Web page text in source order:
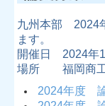
九州本部 2024
ます。
開催日 2024年
場所 福岡商工
2024年度